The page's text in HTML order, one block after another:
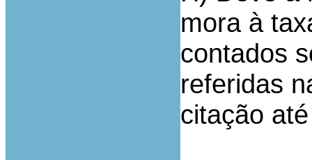
mora à
contados
referidas
citação